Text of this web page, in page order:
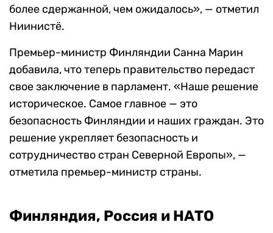
более сдержанной, чем ожидалось», — отметил
Ниинистё.
Премьер-министр Финляндии Санна Марин
добавила, что теперь правительство передаст
свое заключение в парламент. «Наше решение
историческое. Самое главное — это
безопасность Финляндии и наших граждан. Это
решение укрепляет безопасность и
сотрудничество стран Северной Европы», —
отметила премьер-министр страны.
Финляндия, Россия и НАТО